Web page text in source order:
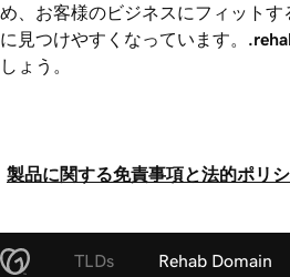
め、お客様のビジネスにフィットす
に見つけやすくなっています。
しょう。
製品に関する免責事項と法的ポリシ
TLDs Rehab Domain